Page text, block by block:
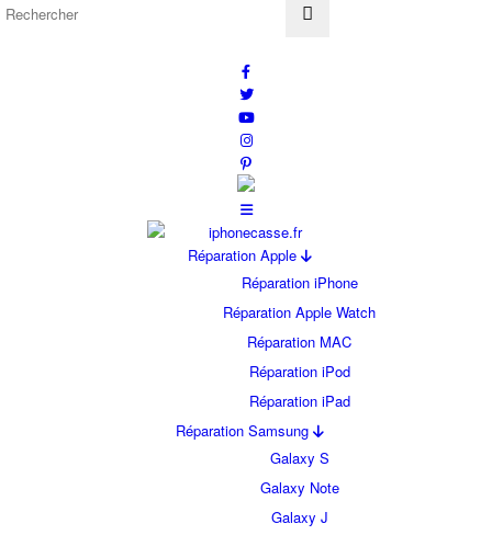
Réparation Apple
Réparation iPhone
Réparation Apple Watch
Réparation MAC
Réparation iPod
Réparation iPad
Réparation Samsung
Galaxy S
Galaxy Note
Galaxy J